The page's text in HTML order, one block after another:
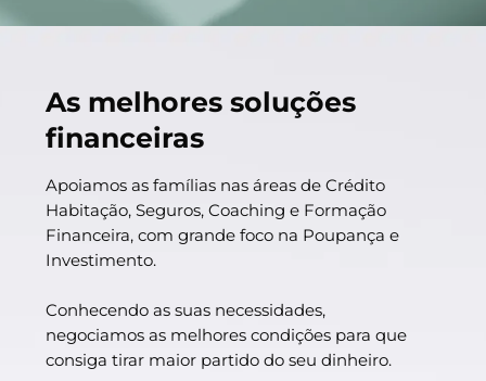
As melhores soluções
financeiras
Apoiamos as famílias nas áreas de Crédito
Habitação, Seguros, Coaching e Formação
Financeira, com grande foco na Poupança e
Investimento.
Conhecendo as suas necessidades,
negociamos as melhores condições para que
consiga tirar maior partido do seu dinheiro.